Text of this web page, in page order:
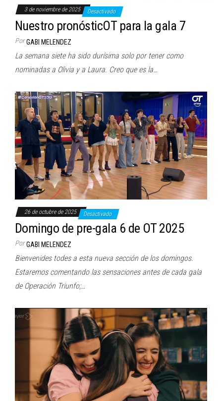
3 de noviembre de 2025 Desactivado
Nuestro pronósticOT para la gala 7
Por GABI MELENDEZ
La semana siete ha sido durísima solo por tener como
nominadas a Olivia y a Laura. Creo que es la…
26 de octubre de 2025 Desactivado
Domingo de pre-gala 6 de OT 2025
Por GABI MELENDEZ
Bienvenides todes a esta nueva sección de los domingos.
Estaremos comentando las sensaciones antes de cada gala
de Operación Triunfo;…